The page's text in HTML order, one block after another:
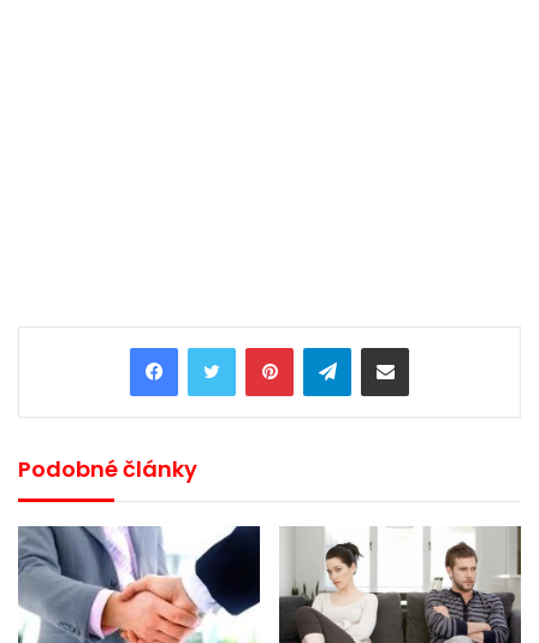
PinterestTelegramShare via Email
Podobné články